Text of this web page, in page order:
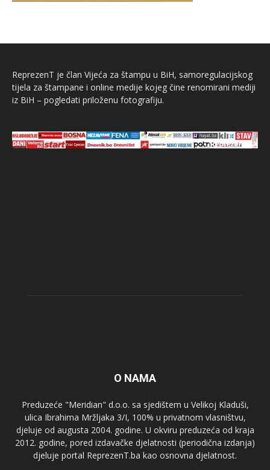
ReprezenT je član Vijeća za štampu u BiH, samoregulacijskog
tijela za štampane i online medije kojeg čine renomirani mediji
iz BiH – pogledati priloženu fotografiju.
O NAMA
Preduzeće "Meridian" d.o.o. sa sjedištem u Velikoj Kladuši,
ulica Ibrahima Mržljaka 3/I, 100% u privatnom vlasništvu,
djeluje od augusta 2004. godine. U okviru preduzeća od kraja
2012. godine, pored izdavačke djelatnosti (periodična izdanja)
djeluje portal ReprezenT.ba kao osnovna djelatnost.